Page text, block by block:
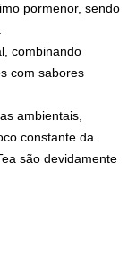
pormenor, sendo
combinando
com sabores
ambientais,
constante da
são devidamente